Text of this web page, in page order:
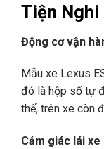
Tiện Nghi
Động cơ vận
Mẫu xe Lexus
đó là hộp số tự
thế, trên xe còn
Cảm giác lái xe